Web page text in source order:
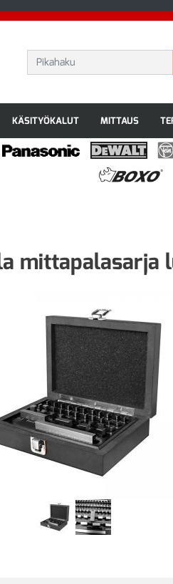
KÄSITYÖKALUT MITTAUS
mittapalasarja